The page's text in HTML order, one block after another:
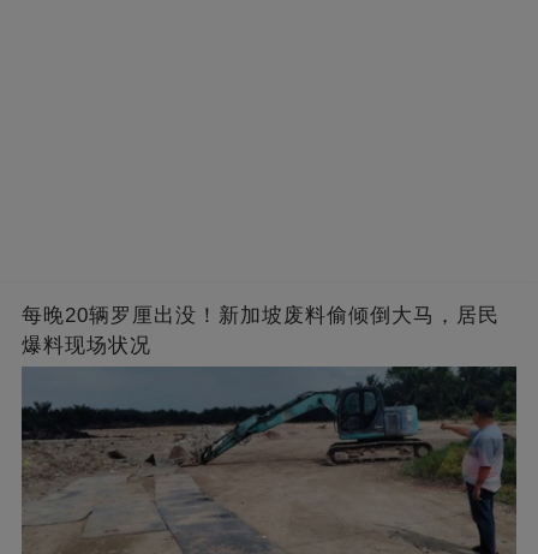
每晚20辆罗厘出没！新加坡废料偷倾倒大马，居民
爆料现场状况